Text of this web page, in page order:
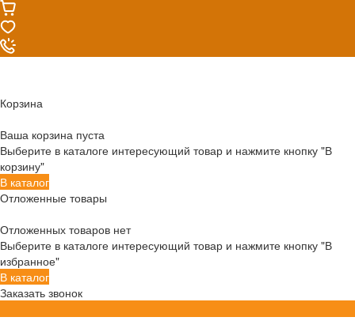
Корзина
Ваша корзина пуста
Выберите в каталоге интересующий товар и нажмите кнопку "В
корзину"
В каталог
Отложенные товары
Отложенных товаров нет
Выберите в каталоге интересующий товар и нажмите кнопку "В
избранное"
В каталог
Заказать звонок